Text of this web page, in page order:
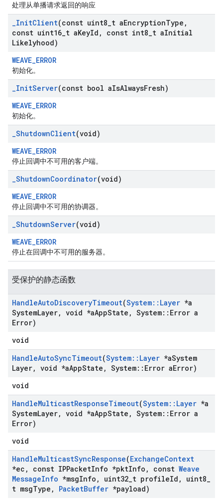
处理从单播请求返回的响应
_InitClient(const uint8 t aEncryptionType ,
const uint16 t aKeyId , const int8 t aInitial
Likelyhood)
WEAVE_ERROR
初始化。
_InitServer(const bool aIsAlwaysFresh)
WEAVE_ERROR
初始化。
_ShutdownClient(void)
WEAVE_ERROR
停止回调中不可用的客户端。
_ShutdownCoordinator(void)
WEAVE_ERROR
停止回调中不可用的协调器。
_ShutdownServer(void)
WEAVE_ERROR
停止在回调中不可用的服务器。
受保护的静态函数
HandleAutoDiscoveryTimeout(System:: Layer *a
SystemLayer, void *aAppState , System:: Error a
Error)
void
HandleAutoSyncTimeout(System:: Layer *aSystem
Layer, void *aAppState , System:: Error aError)
void
HandleMulticastResponseTimeout(System:: Layer *a
SystemLayer, void *aAppState , System:: Error a
Error)
void
HandleMulticastSyncResponse(ExchangeContext
*ec , const IPPacketInfo *pktInfo , const Weave
MessageInfo *msgInfo , uint32 t profileId , uint8
t msgType , PacketBuffer *payload)